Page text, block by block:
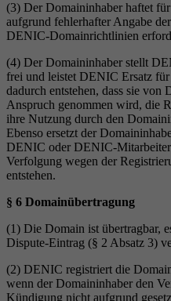
(3) Der Domaininhaber haftet
aufgrund fehlerhafter Angabe
DENIC-Domainrichtlinien
(4) Der Domaininhaber stellt
frei und leistet DENIC Ersatz
dadurch entstehen, dass sie
Anspruch genommen wird, die
ihre Nutzung durch den
Ebenso ersetzt der
DENIC oder DENIC-
Verfolgung wegen der
entstehen.
§ 6 Domainübertragung
(1) Die Domain ist übertragbar,
Dispute-Eintrag (§ 2 Absatz 3)
(2) DENIC registriert die
wenn der Domaininhaber den
Kündigung nicht aufgrund